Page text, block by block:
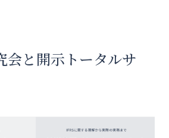
会と開示トータルサ